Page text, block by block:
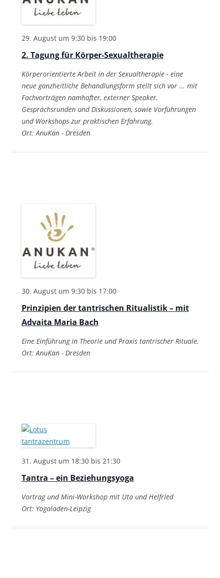
29. August um 9:30bis 19:00
2. Tagung für Körper-Sexualtherapie
Körperorientierte Arbeit in der Sexualtherapie - eine
neue ganzheitliche Behandlungsform stellt sich vor ... mit
Fachvorträgen namhafter, externer Speaker,
Gesprächsrunden und Diskussionen, sowie Vorführungen
und Workshops zur praktischen Erfahrung.
Ort: AnuKan - Dresden
30. August um 9:30bis 17:00
Prinzipien der tantrischen Ritualistik – mit
Advaita Maria Bach
Eine Einführung in Theorie und Praxis tantrischer Rituale.
Ort: AnuKan - Dresden
31. August um 18:30bis 21:30
Tantra – ein Beziehungsyoga
Vortrag und Mini-Workshop mit Uta und Helfried
Ort: Yogaladen-Leipzig